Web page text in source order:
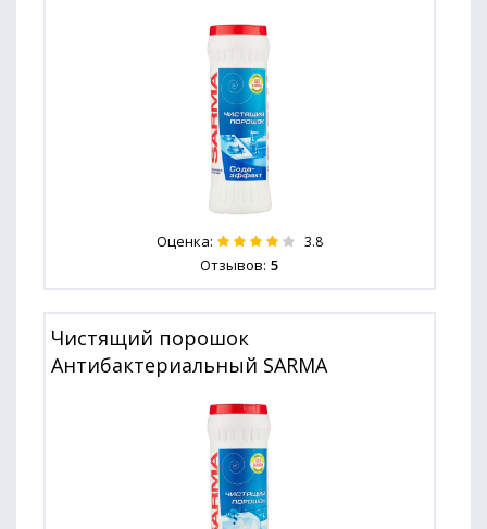
Оценка: 3.8
Отзывов: 5
Чистящий порошок
Антибактериальный SARMA